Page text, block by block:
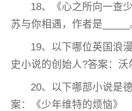
18、《心之所向一查
苏与你相遇，作者是
19、以下哪位英国浪
史小说的创始人?答案：沃
20、以下哪部小说是
案：《少年维特的烦恼》